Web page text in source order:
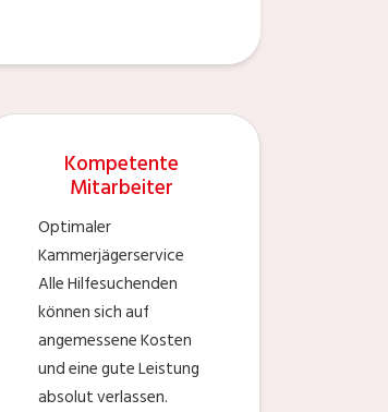
Kompetente
Mitarbeiter
Optimaler
Kammerjägerservice
Alle Hilfesuchenden
können sich auf
angemessene Kosten
und eine gute Leistung
absolut verlassen.